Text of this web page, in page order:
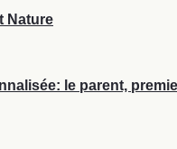
Nature
le parent,